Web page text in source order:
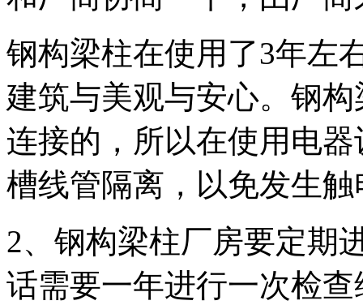
钢构梁柱在使用了3年左
建筑与美观与安心。钢
连接的，所以在使用电
槽线管隔离，以免发生
2、钢构梁柱厂房要定期
话需要一年进行一次检